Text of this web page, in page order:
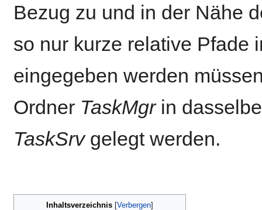
Bezug zu und in der Nähe
so nur kurze relative Pfade
eingegeben werden
Ordner TaskMgrin
TaskSrvgelegt werden.
Inhaltsverzeichnis